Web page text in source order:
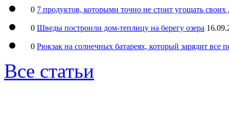
0 7 продуктов, которыми точно не стоит угощать
0 Шведы построили дом-теплицу на берегу озера
0 Рюкзак на солнечных батареях, который зарядит все
Все статьи